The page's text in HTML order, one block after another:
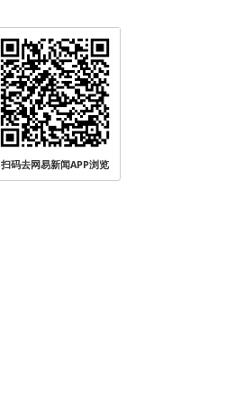
扫码去网易新闻APP浏览